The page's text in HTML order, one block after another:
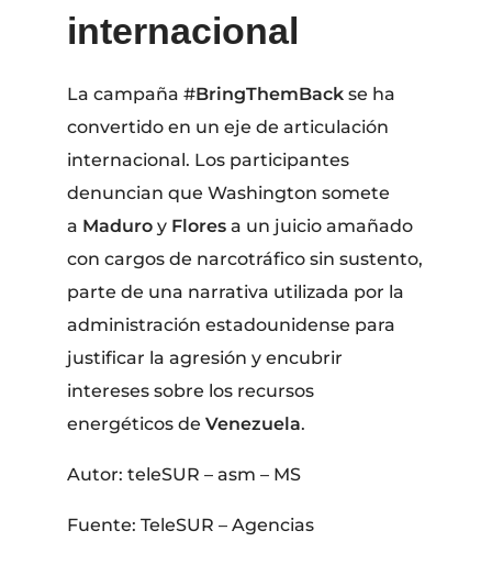
internacional
La campaña #BringThemBackse ha
convertido en un eje de articulación
internacional. Los participantes
denuncian que Washington somete
a Maduroy Floresa un juicio amañado
con cargos de narcotráfico sin sustento,
parte de una narrativa utilizada por la
administración estadounidense para
justificar la agresión y encubrir
intereses sobre los recursos
energéticos deVenezuela.
Autor: teleSUR – asm – MS
Fuente: TeleSUR – Agencias